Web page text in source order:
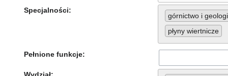
Specjalności:
górnictwo i
płyny wiertnicze
Pełnione funkcje: